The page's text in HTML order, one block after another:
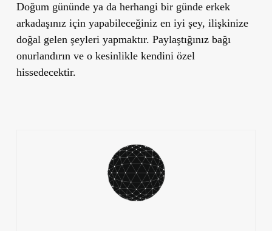
Doğum gününde ya da herhangi bir günde erkek
arkadaşınız için yapabileceğiniz en iyi şey, ilişkinize
doğal gelen şeyleri yapmaktır. Paylaştığınız bağı
onurlandırın ve o kesinlikle kendini özel
hissedecektir.